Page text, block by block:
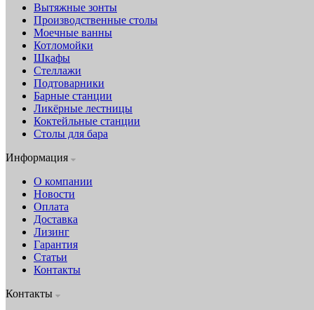
Вытяжные зонты
Производственные столы
Моечные ванны
Котломойки
Шкафы
Стеллажи
Подтоварники
Барные станции
Ликёрные лестницы
Коктейльные станции
Столы для бара
Информация
О компании
Новости
Оплата
Доставка
Лизинг
Гарантия
Статьи
Контакты
Контакты